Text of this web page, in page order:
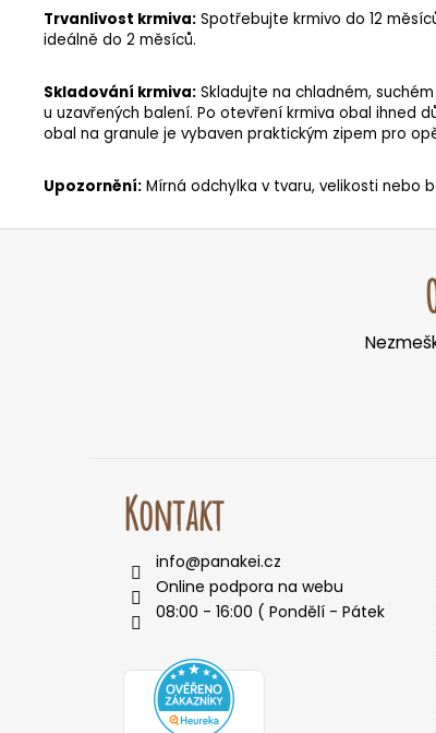
Trvanlivost krmiva: Spotřebujte krmivo do 12
ideálně do 2 měsíců.
Skladování krmiva: Skladujte na chladném,
u uzavřených balení. Po otevření krmiva obal ihned
obal na granule je vybaven praktickým zipem pro
Upozornění: Mírná odchylka v tvaru, velikosti nebo
Kontakt
info@panakei.cz
Online podpora na webu
08:00 - 16:00 ( Pondělí - Pátek )